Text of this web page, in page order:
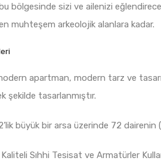
bölgesinde sizi ve ailenizi
muhteşem arkeolojik alanlara kadar.
apartman, modern tarz ve
şekilde tasarlanmıştır.
büyük bir arsa üzerinde 72
Sıhhi Tesisat ve Armatürler